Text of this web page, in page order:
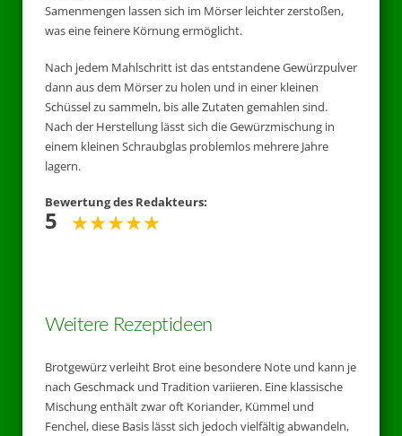
Samenmengen lassen sich im Mörser leichter zerstoßen,
was eine feinere Körnung ermöglicht.
Nach jedem Mahlschritt ist das entstandene Gewürzpulver
dann aus dem Mörser zu holen und in einer kleinen
Schüssel zu sammeln, bis alle Zutaten gemahlen sind.
Nach der Herstellung lässt sich die Gewürzmischung in
einem kleinen Schraubglas problemlos mehrere Jahre
lagern.
Bewertung des Redakteurs:
5
Weitere Rezeptideen
Brotgewürz verleiht Brot eine besondere Note und kann je
nach Geschmack und Tradition variieren. Eine klassische
Mischung enthält zwar oft Koriander, Kümmel und
Fenchel, diese Basis lässt sich jedoch vielfältig abwandeln,